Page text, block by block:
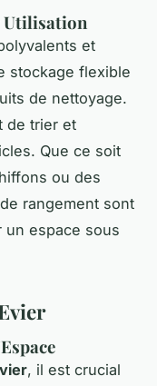
Utilisation
et
stockage flexible
de nettoyage.
de trier et
Que ce soit
ou des
rangement sont
un espace sous
, il est crucial